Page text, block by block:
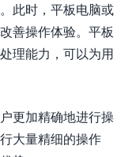
此时，平板电脑或
善操作体验。平板
理能力，可以为用
更加精确地进行操
大量精细的操作